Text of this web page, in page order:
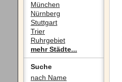
München
Nürnberg
Stuttgart
Trier
Ruhrgebiet
mehr Städte...
Suche
nach Name